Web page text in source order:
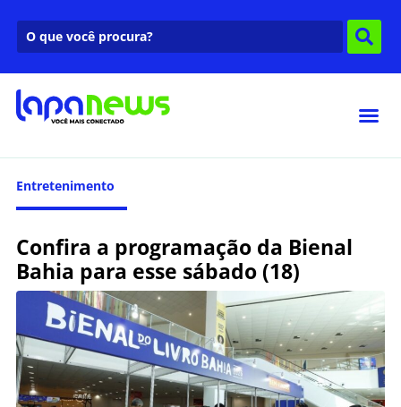
Entretenimento
Confira a programação da Bienal
Bahia para esse sábado (18)